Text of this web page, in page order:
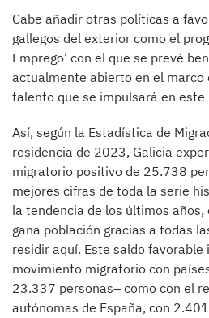
Cabe añadir otras políticas a
gallegos del exterior como el
Emprego’ con el que se prevé
actualmente abierto en el marco
talento que se impulsará en
Así, según la Estadística de
residencia de 2023, Galicia
migratorio positivo de 25.738
mejores cifras de toda la serie
la tendencia de los últimos años,
gana población gracias a todas
residir aquí. Este saldo
movimiento migratorio con
23.337 personas– como con el
autónomas de España, con